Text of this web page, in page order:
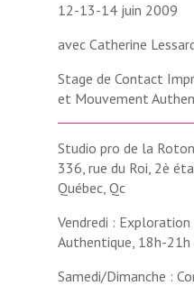
12-13-14 juin 2009
avec Catherine
Stage de Contact
et Mouvement
Studio pro de la
336, rue du Roi, 2è
Québec, Qc
Vendredi :
Authentique, 18h-21h
Samedi/Dimanche :